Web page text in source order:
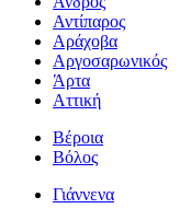
Αντίπαρος
Αράχοβα
Αργοσαρωνικός
Άρτα
Αττική
Βέροια
Βόλος
Γιάννενα